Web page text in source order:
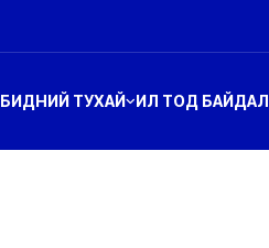
БИДНИЙ ТУХАЙ ИЛ ТОД БАЙДАЛ